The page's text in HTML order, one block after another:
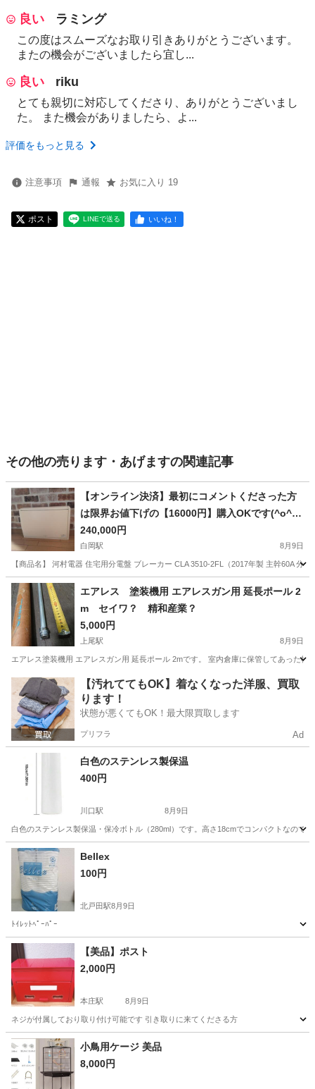
良い ラミング
この度はスムーズなお取り引きありがとうございます。
またの機会がございましたら宜し...
良い riku
とても親切に対応してくださり、ありがとうございまし
た。 また機会がありましたら、よ...
評価をもっと見る
注意事項 通報 お気に入り 19
ポスト LINEで送る いいね！
その他の売ります・あげますの関連記事
【オンライン決済】最初にコメントくださった方
は限界お値下げの【16000円】購入OKです(^o^)
早い者勝ち 河村電器の分電盤ブレーカーCLA
主幹60A分岐10回路
240,000円
白岡駅 8月9日
【商品名】 河村電器 住宅用分電盤 ブレーカー CLA 3510-2FL（2017年製 主幹60A
埼玉 白岡市 その他
エアレス 塗装機用 エアレスガン用 延長ポール 2
m セイワ？ 精和産業？
5,000円
上尾駅 8月9日
エアレス塗装機用 エアレスガン用 延長ポール 2mです。 室内倉庫に保管してあった
埼玉 上尾市 上尾駅 その他 エアレス
【汚れててもOK】着なくなった洋服、買取
ります！
状態が悪くてもOK！最大限買取します
プリフラ Ad
白色のステンレス製保温
400円
川口駅 8月9日
白色のステンレス製保温・保冷ボトル（280ml）です。高さ18cmでコンパクトなので
埼玉 川口市
Bellex
100円
北戸田駅8月9日
ﾄｲﾚｯﾄﾍﾟｰﾊﾟｰ
埼玉 さいたま市 北戸田駅
【美品】ポスト
2,000円
本庄駅 8月9日
ネジが付属しており取り付け可能です 引き取りに来てくださる方
埼玉 児玉郡 本庄駅 その他
小鳥用ケージ 美品
8,000円